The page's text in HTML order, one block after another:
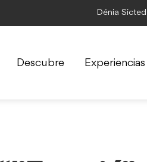
Dénia Sicted
Descubre Experiencias